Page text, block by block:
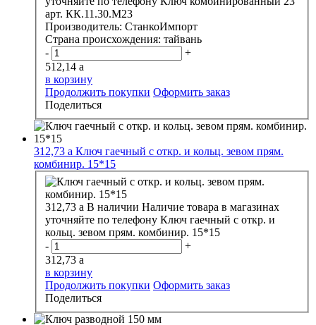
арт. КК.11.30.М23
Производитель: СтанкоИмпорт
Страна происхождения: тайвань
-
+
512,14 a
в корзину
Продолжить покупки Оформить заказ
Поделиться
312,73 a Ключ гаечный с откр. и кольц. зевом прям.
комбинир. 15*15
312,73 a В наличии Наличие товара в магазинах
уточняйте по телефону Ключ гаечный с откр. и
кольц. зевом прям. комбинир. 15*15
-
+
312,73 a
в корзину
Продолжить покупки Оформить заказ
Поделиться